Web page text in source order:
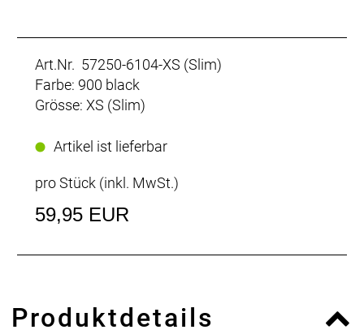
Art.Nr. 57250-6104-XS (Slim)
Farbe: 900 black
Grösse: XS (Slim)
Artikel ist lieferbar
pro Stück (inkl. MwSt.)
59,95 EUR
Produktdetails